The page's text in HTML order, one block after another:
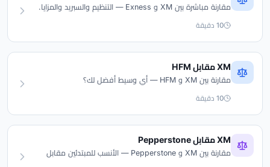
مقارنة مباشرة بين XM و Exness — التنظيم والسبريد والمزايا.
10 دقيقة
XM مقابل HFM
مقارنة بين XM و HFM — أي وسيط أفضل لك؟
10 دقيقة
XM مقابل Pepperstone
مقارنة بين XM و Pepperstone — الأنسب للمبتدئين مقابل